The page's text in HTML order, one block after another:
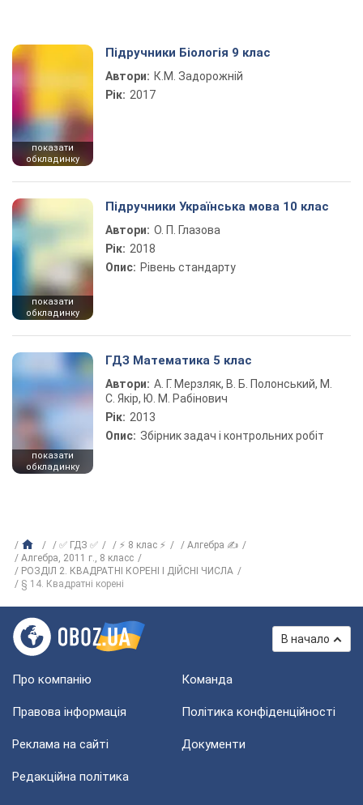
показати
обкладинку
Підручники Біологія 9 клас
Автори: К.М. Задорожній
Рік: 2017
показати
обкладинку
Підручники Українська мова 10 клас
Автори: О. П. Глазова
Рік: 2018
Опис: Рівень стандарту
показати
обкладинку
ГДЗ Математика 5 клас
Автори: А. Г. Мерзляк, В. Б. Полонський, М.
С. Якір, Ю. М. Рабінович
Рік: 2013
Опис: Збірник задач і контрольних робіт
✅ ГДЗ ✅ ⚡ 8 клас ⚡
Алгебра ✍
Алгебра, 2011 г., 8 класс
РОЗДІЛ 2. КВАДРАТНІ КОРЕНІ І ДІЙСНІ ЧИСЛА
§ 14. Квадратні корені
В начало
Про компанію Команда
Правова інформація Політика конфіденційності
Реклама на сайті Документи
Редакційна політика